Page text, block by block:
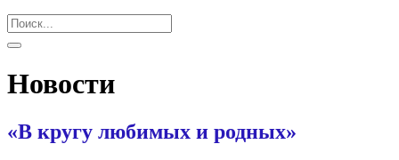
Новости
«В кругу любимых и родных»